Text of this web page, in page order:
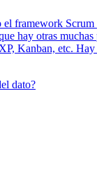
framework Scrum
hay otras
Kanban, etc.
dato?